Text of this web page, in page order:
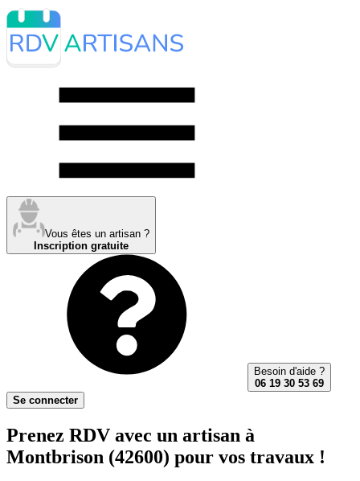
Vous êtes un artisan ?
Inscription gratuite
Besoin d'aide ?
06 19 30 53 69
Se connecter
Prenez RDV avec un artisan à
Montbrison (42600) pour vos travaux !